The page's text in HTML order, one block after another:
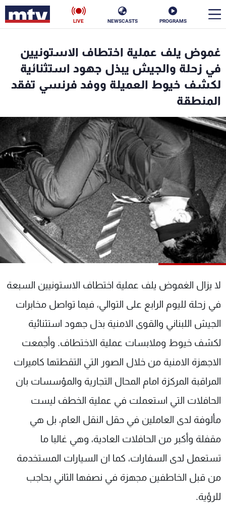
PROGRAMS
NEWSCASTS
LIVE
غموض يلف عملية اختطاف الاستونيين
في زحلة والجيش يبذل جهود استثنائية
لكشف خيوط العميلة ووفد فرنسي تفقد
المنطقة
لا يزال الغموض يلف عملية اختطاف الاستونيين السبعة
في زحلة لليوم الرابع على التوالي، فيما تواصل مخابرات
الجيش اللبناني والقوى الامنية بذل جهود استثنائية
لكشف خيوط وملابسات عملية الاختطاف. وأجمعت
الاجهزة الامنية من خلال الصور التي التقطتها كاميرات
المراقبة المركزة امام المحال التجارية والمؤسسات بان
الحافلات التي استعملت في عملية الخطف ليست
مألوفة لدى العاملين في حقل النقل العام، بل هي
مقفلة وأكبر من الحافلات العادية، وهي غالبا ما
تستعمل لدى السفارات، كما ان السيارات المستخدمة
من قبل الخاطفين مجهزة في نصفها الثاني بحاجب
للرؤية.
الأخبار
ناس
إقتصاد فن
منوعات رياضة
كأس العالم
البرامج
جدول البرامج
شاهد البرامج
الترددات
عن MTV
لاعلاناتكم
وظائف
شروط الإسـتخدام